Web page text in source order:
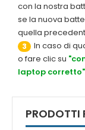
con la nostra
se la nuova
quella
3
In caso di
o fare clic su
laptop corretto"
PRODOTTI